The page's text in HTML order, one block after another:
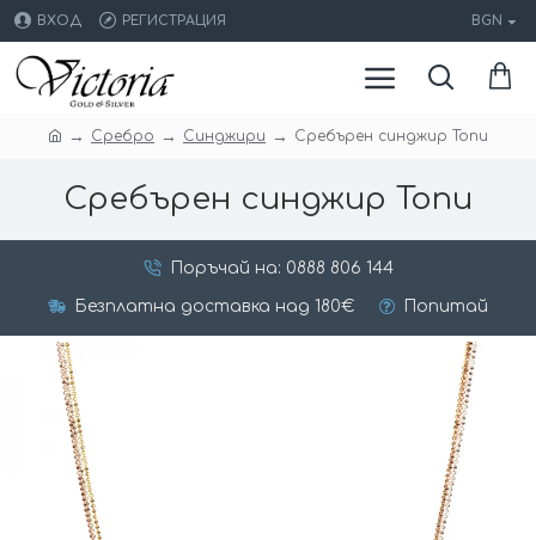
ВХОД РЕГИСТРАЦИЯ BGN
Сребро Синджири Сребърен синджир Топи
Сребърен синджир Топи
Поръчай на: 0888 806 144
Безплатна доставка над 180€ Попитай